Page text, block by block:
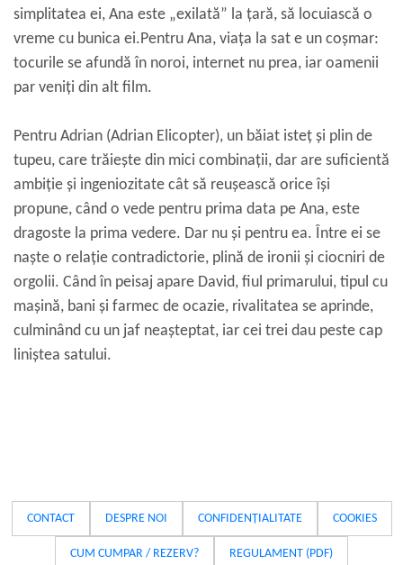
simplitatea ei, Ana este „exilată” la țară, să locuiască o
vreme cu bunica ei.Pentru Ana, viața la sat e un coșmar:
tocurile se afundă în noroi, internet nu prea, iar oamenii
par veniți din alt film.
Pentru Adrian (Adrian Elicopter), un băiat isteț și plin de
tupeu, care trăiește din mici combinații, dar are suficientă
ambiție și ingeniozitate cât să reușească orice își
propune, când o vede pentru prima data pe Ana, este
dragoste la prima vedere. Dar nu și pentru ea. Între ei se
naște o relație contradictorie, plină de ironii și ciocniri de
orgolii. Când în peisaj apare David, fiul primarului, tipul cu
mașină, bani și farmec de ocazie, rivalitatea se aprinde,
culminând cu un jaf neașteptat, iar cei trei dau peste cap
liniștea satului.
CONTACT DESPRE NOI CONFIDENȚIALITATE COOKIES
CUM CUMPAR / REZERV? REGULAMENT (PDF)